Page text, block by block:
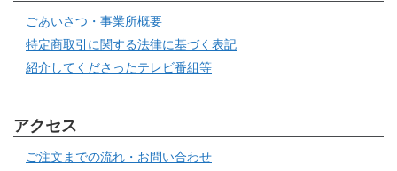
ごあいさつ・事業所概要
特定商取引に関する法律に基づく表記
紹介してくださったテレビ番組等
アクセス
ご注文までの流れ・お問い合わせ